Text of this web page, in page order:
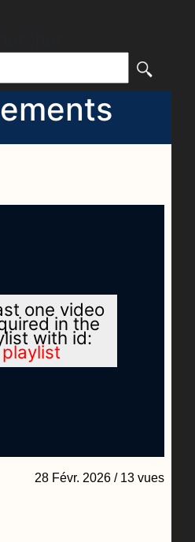
one video
in the
with id:
playlist
28 Févr. 2026/ 13 vues